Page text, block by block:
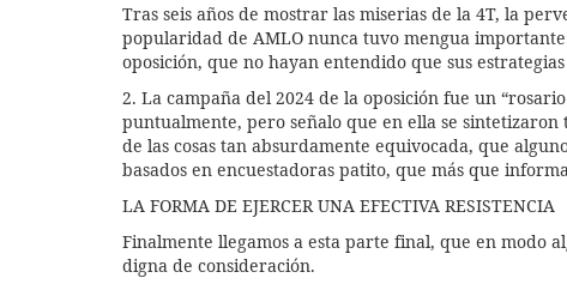
Tras seis años de mostrar las miserias de la 4T, la
popularidad de AMLO nunca tuvo mengua
oposición, que no hayan entendido que sus
2. La campaña del 2024 de la oposición fue un
puntualmente, pero señalo que en ella se
de las cosas tan absurdamente equivocada, que
basados en encuestadoras patito, que más que
LA FORMA DE EJERCER UNA EFECTIVA RESISTENCIA
Finalmente llegamos a esta parte final, que en modo
digna de consideración.